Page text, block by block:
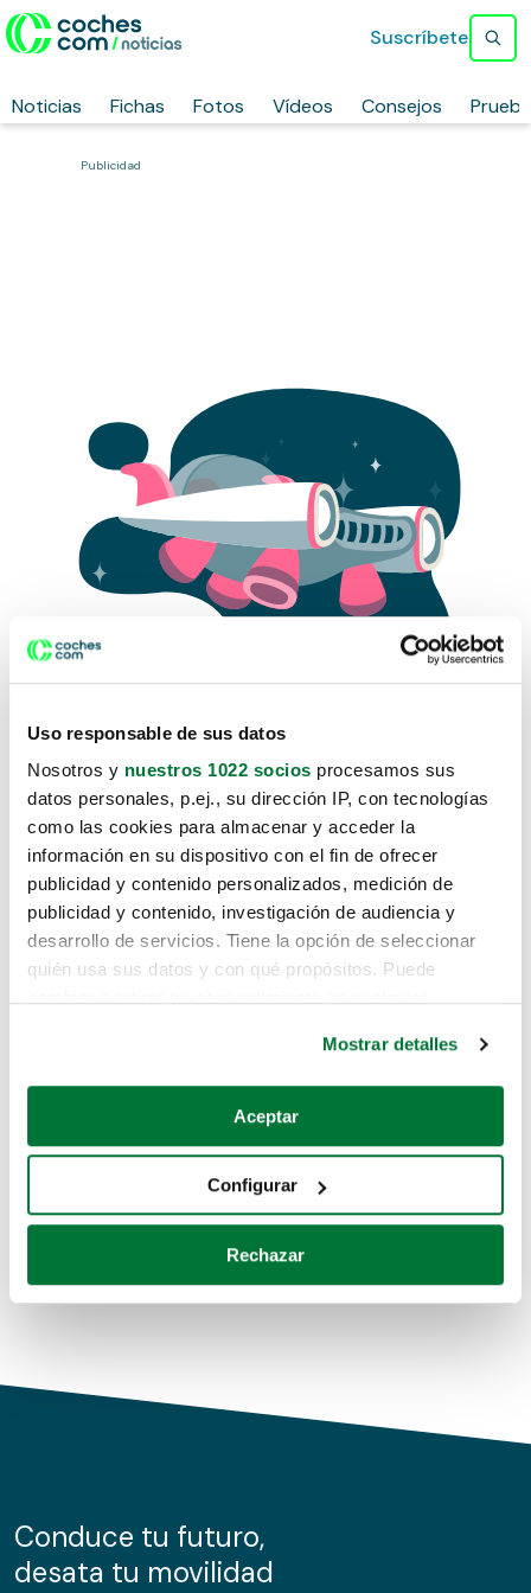
Uso responsable de sus datos
Nosotros y nuestros 1022 socios procesamos sus
datos personales, p.ej., su dirección IP, con tecnologías
como las cookies para almacenar y acceder la
información en su dispositivo con el fin de ofrecer
publicidad y contenido personalizados, medición de
publicidad y contenido, investigación de audiencia y
desarrollo de servicios. Tiene la opción de seleccionar
quién usa sus datos y con qué propósitos. Puede
Si lo permite, también quisiéramos:
Recopilar información sobre su ubicación geográfica
Identificar su dispositivo analizándolo activamente
para buscar características específicas (huellas
Obtenga más información sobre cómo se procesan sus
de cookies.
información sobre el uso que haga del sitio web con
nuestros partners de redes sociales, publicidad y análisis
Mostrar detalles
Aceptar
Configurar
Rechazar
Noticias Fichas Fotos Vídeos Consejos
Suscríbete
Publicidad
Lo sentimos, no sabemos como
te hemos traido hasta aquí.
Pero puedes encontrar el coche que estás
buscando en alguno de estos enlaces:
Coches de segunda mano
Coches de km0
Conduce tu futuro,
desata tu movilidad